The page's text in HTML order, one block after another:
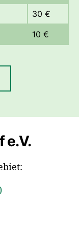
30 €
10 €
e.V.